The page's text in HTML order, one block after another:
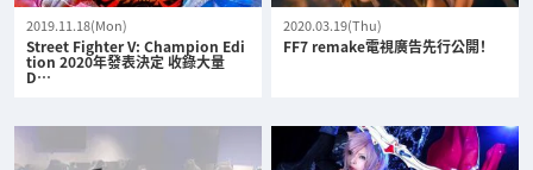
2019.11.18(Mon)
Street Fighter V: Champion Edi
tion 2020年發表決定 收錄大量
D…
2020.03.19(Thu)
FF7 remake電視廣告先行公開！